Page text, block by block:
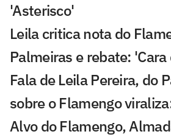
'Asterisco'
Leila critica nota do
Palmeiras e rebate:
Fala de Leila Pereira, do
sobre o Flamengo
Alvo do Flamengo,